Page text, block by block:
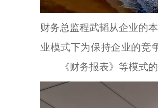
财务总监程武韬从企业的
业模式下为保持企业的竞
——《财务报表》等模式的